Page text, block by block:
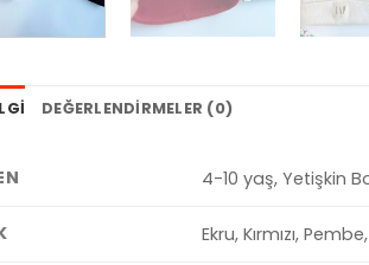
DEĞERLENDIRMELER (0)
4-10 yaş, Yetişkin
Ekru, Kırmızı,